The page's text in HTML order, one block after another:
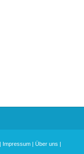
Impressum| Über uns